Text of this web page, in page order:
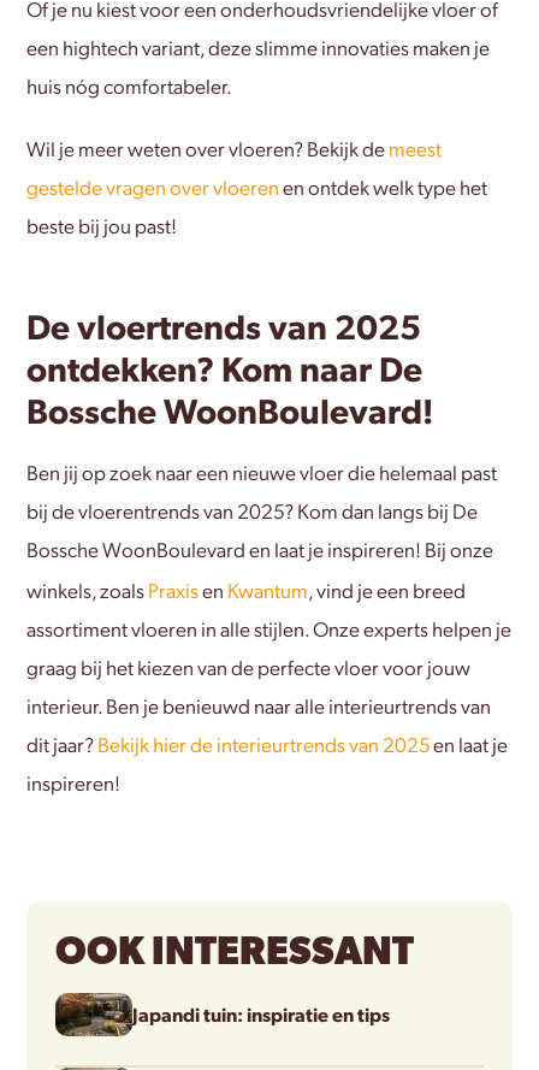
Of je nu kiest voor een onderhoudsvriendelijke vloer of
een hightech variant, deze slimme innovaties maken je
huis nóg comfortabeler.
Wil je meer weten over vloeren? Bekijk de meest
gestelde vragen over vloeren en ontdek welk type het
beste bij jou past!
De vloertrends van 2025
ontdekken? Kom naar De
Bossche WoonBoulevard!
Ben jij op zoek naar een nieuwe vloer die helemaal past
bij de vloerentrends van 2025? Kom dan langs bij De
Bossche WoonBoulevard en laat je inspireren! Bij onze
winkels, zoals Praxisen Kwantum, vind je een breed
assortiment vloeren in alle stijlen. Onze experts helpen je
graag bij het kiezen van de perfecte vloer voor jouw
interieur. Ben je benieuwd naar alle interieurtrends van
dit jaar? Bekijk hier de interieurtrends van 2025en laat je
inspireren!
OOK INTERESSANT
Japandi tuin: inspiratie en tips